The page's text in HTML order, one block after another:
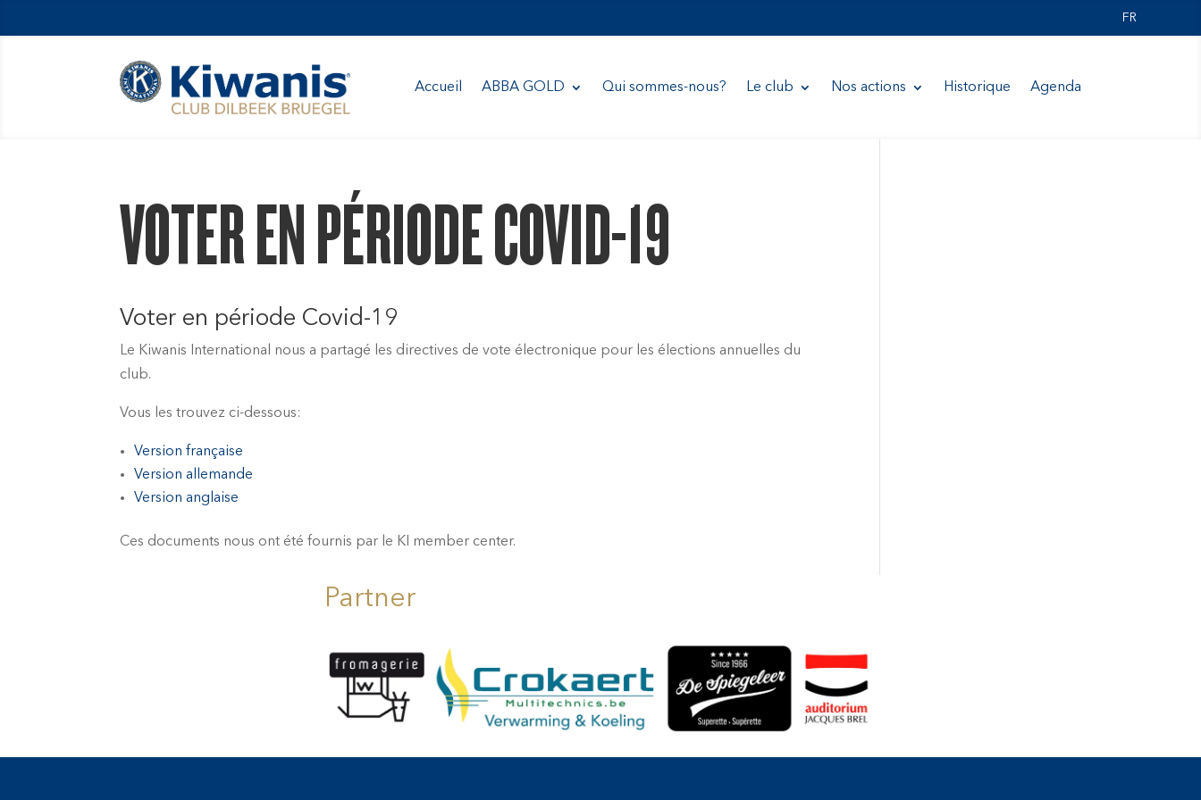
FR
Accueil ABBA GOLD Qui sommes-nous? Le club Nos actions Historique Agenda
VOTER EN PÉRIODE COVID-19
Voter en période Covid-19
Le Kiwanis International nous a partagé les directives de vote électronique pour les élections annuelles du
club.
Vous les trouvez ci-dessous:
Version française
Version allemande
Version anglaise
Ces documents nous ont été fournis par le KI member center.
Partner